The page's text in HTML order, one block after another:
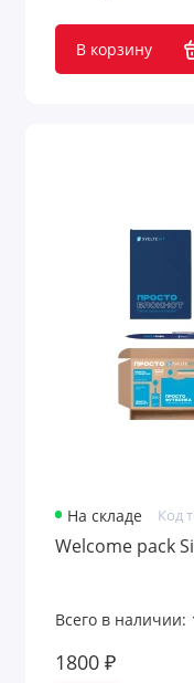
Лазерные указки
Лейблы и
Маски для лица
Надувные
В корзину
На складе Код
Welcome pack
Всего в наличии:
1800 ₽